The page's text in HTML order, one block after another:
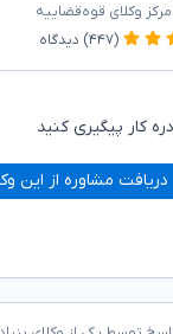
وکلای قوه‌قضاییه
(۴۴۷) دیدگاه
کار پیگیری کنید
دریافت مشاوره از این